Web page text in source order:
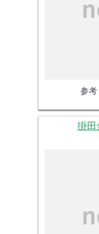
参
掛田